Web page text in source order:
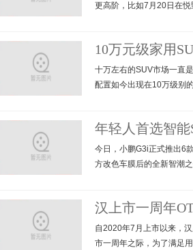
更高阶，比如7月20日在
10万元级家用
十万左右的SUV市场一直
配置如今出现在10万级别
年轻人首选智
今日，小鹏G3i正式推出6
方改色车膜后的全新智潮
汉上市一周年
自2020年7月上市以来，
市一周年之际，为了满足